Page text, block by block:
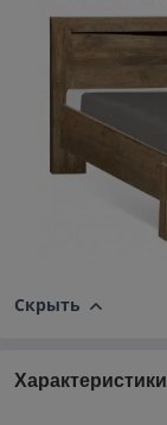
Скрыть
Характеристики